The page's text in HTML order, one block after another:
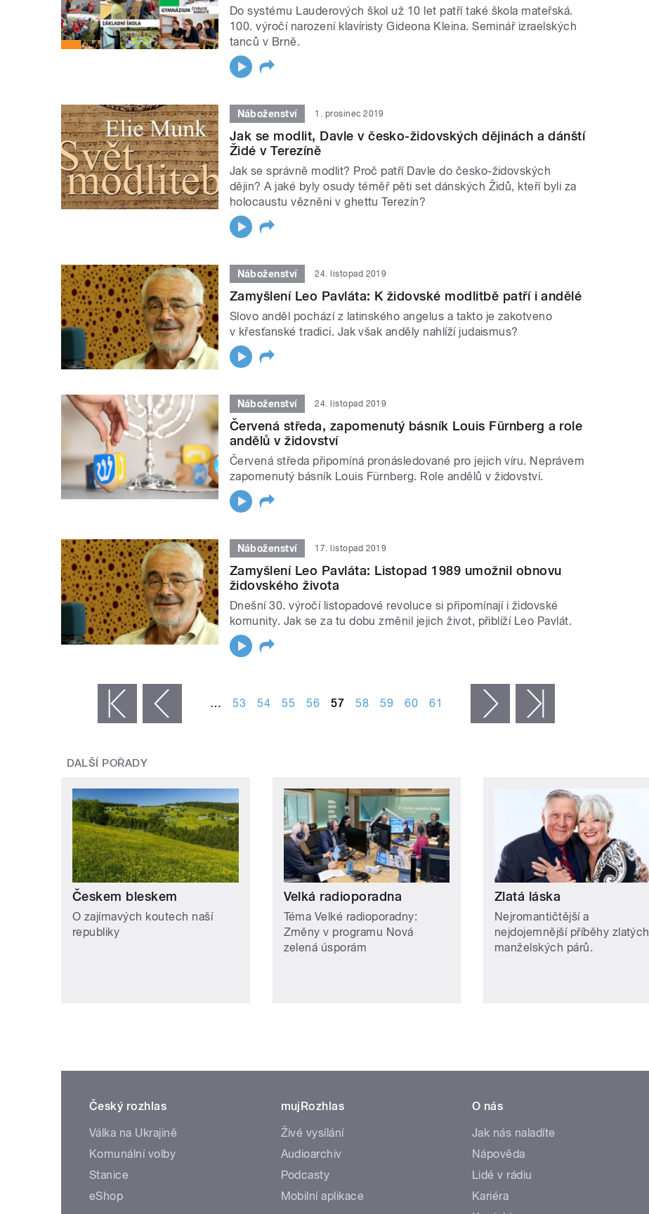
Do systému Lauderových škol už 10 let patří také škola mateřská.
100. výročí narození klavíristy Gideona Kleina. Seminář izraelských
tanců v Brně.
Náboženství 1. prosinec 2019
Jak se modlit, Davle v česko-židovských dějinách a dánští
Židé v Terezíně
Jak se správně modlit? Proč patří Davle do česko-židovských
dějin? A jaké byly osudy téměř pěti set dánských Židů, kteří byli za
holocaustu vězněni v ghettu Terezín?
Náboženství 24. listopad 2019
Zamyšlení Leo Pavláta: K židovské modlitbě patří i andělé
Slovo anděl pochází z latinského angelus a takto je zakotveno
v křesťanské tradici. Jak však anděly nahlíží judaismus?
Náboženství 24. listopad 2019
Červená středa, zapomenutý básník Louis Fürnberg a role
andělů v židovství
Červená středa připomíná pronásledované pro jejich víru. Neprávem
zapomenutý básník Louis Fürnberg. Role andělů v židovství.
Náboženství 17. listopad 2019
Zamyšlení Leo Pavláta: Listopad 1989 umožnil obnovu
židovského života
Dnešní 30. výročí listopadové revoluce si připomínají i židovské
komunity. Jak se za tu dobu změnil jejich život, přiblíží Leo Pavlát.
‹ předchozí … 53 54 55 56 57 58 59 60 61 následující ›
DALŠÍ POŘADY
Českem bleskem
O zajímavých koutech naší
republiky
Velká radioporadna
Téma Velké radioporadny:
Změny v programu Nová
zelená úsporám
Zlatá láska
Nejromantičtější a
nejdojemnější příběhy zlatých
manželských párů.
Český rozhlas
Válka na Ukrajině
Komunální volby
Stanice
eShop
mujRozhlas
Živé vysílání
Audioarchiv
Podcasty
Mobilní aplikace
O nás
Jak nás naladíte
Nápověda
Lidé v rádiu
Kariéra